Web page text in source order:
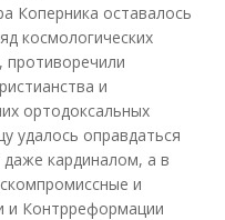
Коперника оставалось
космологических
и
ортодоксальных
удалось оправдаться
даже кардиналом, а в
и
и Контрреформации